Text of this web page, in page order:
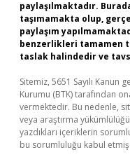
paylaşılmaktadır.
taşımamakta olup,
paylaşım
benzerlikleri tamamen
taslak halindedir ve
Sitemiz, 5651 Sayılı
Kurumu (BTK) tarafından
vermektedir. Bu nedenle,
veya araştırma
yazdıkları içeriklerin
bu sorumluluğu kabul etmiş